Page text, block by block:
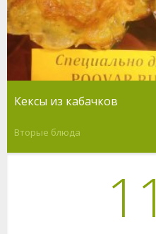
Кексы из кабачков
Вторые блюда
11